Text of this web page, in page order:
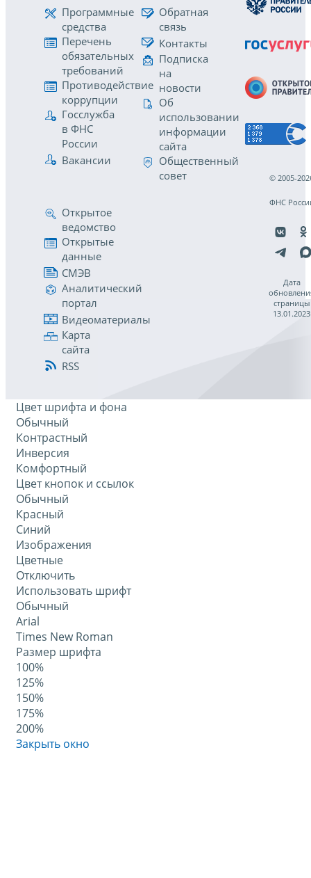
Программные
средства
Перечень
обязательных
требований
Противодействие
коррупции
Госслужба
в ФНС
России
Вакансии
Обратная
связь
Контакты
Подписка
на
новости
Об
использовании
информации
сайта
Общественный
совет
Открытое
ведомство
Открытые
данные
СМЭВ
Аналитический
портал
Видеоматериалы
Карта
сайта
RSS
© 2005-
ФНС
Дата
страницы
13.01.2023
Цвет шрифта и фона
Обычный
Контрастный
Инверсия
Комфортный
Цвет кнопок и ссылок
Обычный
Красный
Синий
Изображения
Цветные
Отключить
Использовать шрифт
Обычный
Arial
Times New Roman
Размер шрифта
100%
125%
150%
175%
200%
Закрыть окно